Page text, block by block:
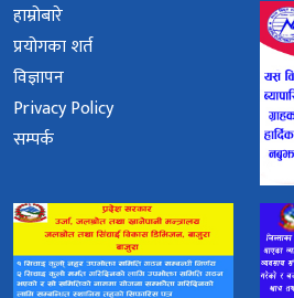
हाम्रोबारे
प्रयोगका शर्त
विज्ञापन
Privacy Policy
सम्पर्क